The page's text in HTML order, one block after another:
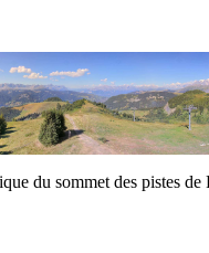
du sommet des pistes